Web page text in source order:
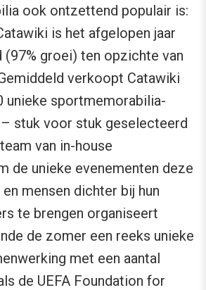
ook ontzettend populair is:
is het afgelopen jaar
(97% groei) ten opzichte van
verkoopt Catawiki
unieke sportmemorabilia-
stuk voor stuk geselecteerd
van in-house
de unieke evenementen deze
mensen dichter bij hun
te brengen organiseert
de zomer een reeks unieke
met een aantal
de UEFA Foundation for